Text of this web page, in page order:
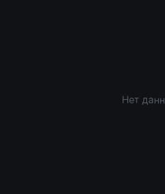
Нет